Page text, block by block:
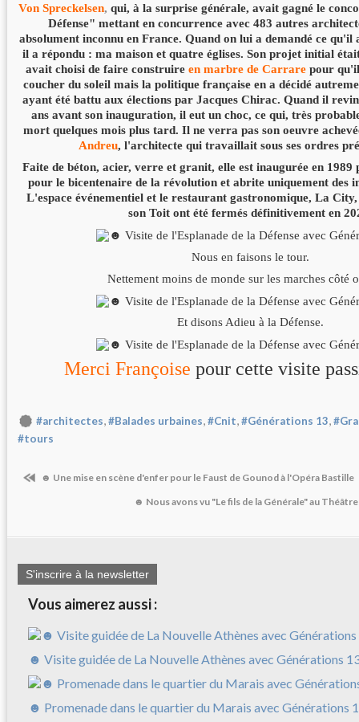
Von Spreckelsen, qui, à la surprise générale, avait gagné le
Défense" mettant en concurrence avec 483 autres
absolument inconnu en France. Quand on lui a demandé ce
il a répondu : ma maison et quatre églises. Son projet initial
avait choisi de faire construire en marbre de Carrare pour
coucher du soleil mais la politique française en a décidé
ayant été battu aux élections par Jacques Chirac. Quand il
ans avant son inauguration, il eut un choc, ce qui, très
mort quelques mois plus tard. Il ne verra pas son oeuvre
Andreu, l'architecte qui travaillait sous ses ordres
Faite de béton, acier, verre et granit, elle est inaugurée en
pour le bicentenaire de la révolution et abrite uniquement des
L'espace événementiel et le restaurant gastronomique, La
son Toit ont été fermés définitivement en
Nous en faisons le tour.
Nettement moins de monde sur les marches côté
Et disons Adieu à la Défense.
Merci Françoise pour cette visite
#architectes,#Balades urbaines,#Cnit,#Générations 13,
#tours
☻ Une mise en scène d'enfer pour le Faust de Gounod à l'Opéra Bastille
☻ Nous avons vu "Le fils de la Générale" au
S'inscrire à la newsletter
Vous aimerez aussi :
☻ Visite guidée de La Nouvelle Athènes avec Générations
☻ Promenade dans le quartier du Marais avec Générations